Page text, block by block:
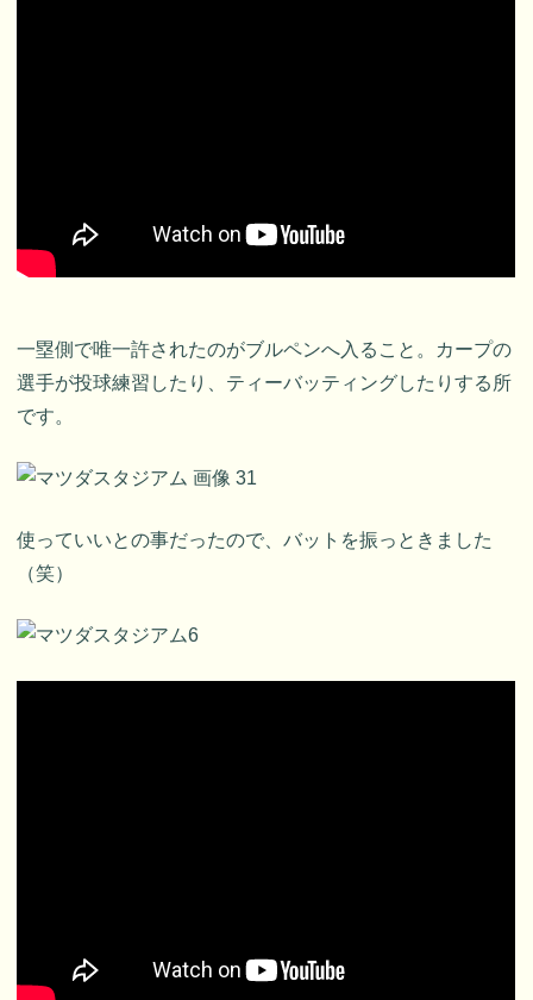
一塁側で唯一許されたのがブルペンへ入ること。カープの
選手が投球練習したり、ティーバッティングしたりする所
です。
使っていいとの事だったので、バットを振っときました
（笑）